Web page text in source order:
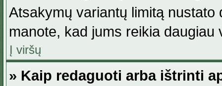
Atsakymų variantų limitą
manote, kad jums reikia daugiau
Į viršų
» Kaip redaguoti arba ištrinti